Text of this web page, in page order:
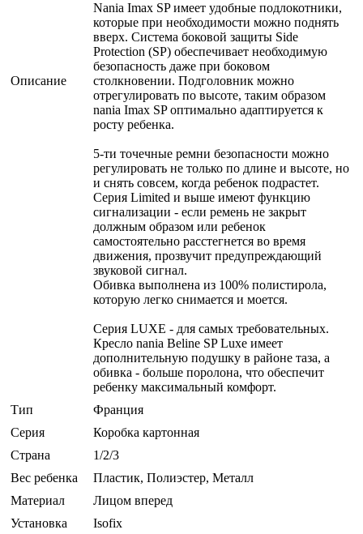
Описание
Nania Imax SP имеет удобные подлокотники,
которые при необходимости можно поднять
вверх. Система боковой защиты Side
Protection (SP) обеспечивает необходимую
безопасность даже при боковом
столкновении. Подголовник можно
отрегулировать по высоте, таким образом
nania Imax SP оптимально адаптируется к
росту ребенка.
5-ти точечные ремни безопасности можно
регулировать не только по длине и высоте, но
и снять совсем, когда ребенок подрастет.
Серия Limited и выше имеют функцию
сигнализации - если ремень не закрыт
должным образом или ребенок
самостоятельно расстегнется во время
движения, прозвучит предупреждающий
звуковой сигнал.
Обивка выполнена из 100% полистирола,
которую легко снимается и моется.
Серия LUXE - для самых требовательных.
Кресло nania Beline SP Luxe имеет
дополнительную подушку в районе таза, а
обивка - больше поролона, что обеспечит
ребенку максимальный комфорт.
Тип
Франция
Серия
Коробка картонная
Страна
1/2/3
Вес ребенка
Пластик, Полиэстер, Металл
Материал
Лицом вперед
Установка
Isofix